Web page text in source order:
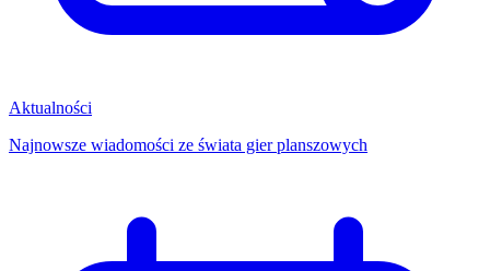
Aktualności
Najnowsze wiadomości ze świata gier planszowych